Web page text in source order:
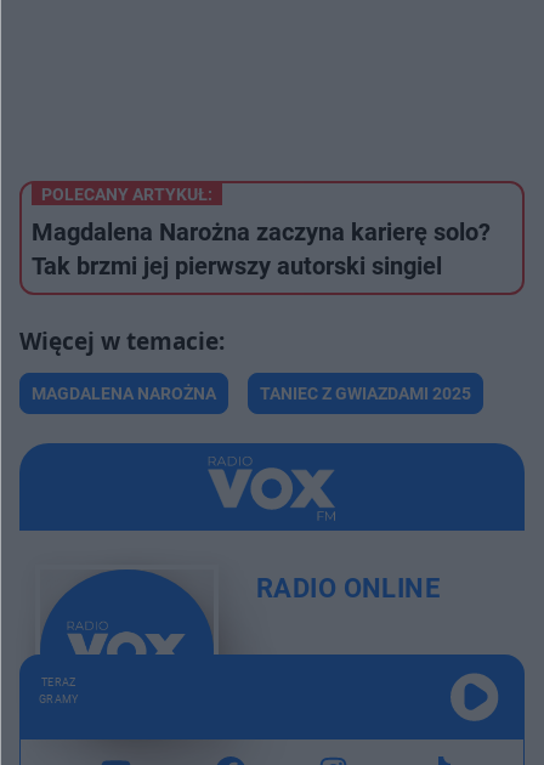
POLECANY ARTYKUŁ:
Magdalena Narożna zaczyna karierę solo?
Tak brzmi jej pierwszy autorski singiel
MAGDALENA NAROŻNA TANIEC Z GWIAZDAMI 2025
RADIO ONLINE
TERAZ
GRAMY